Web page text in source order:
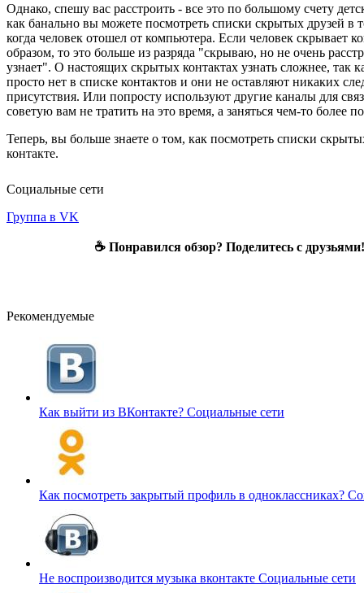
Однако, спешу вас расстроить - все это по большому счету
как банально вы можете посмотреть списки скрытых друзей в
когда человек отошел от компьютера. Если человек скрывает
образом, то это больше из разряда "скрываю, но не очень
узнает". О настоящих скрытых контактах узнать сложнее, так
просто нет в списке контактов и они не оставляют никаких
присутствия. Или попросту используют другие каналы для
советую вам не тратить на это время, а заняться чем-то более
Теперь, вы больше знаете о том, как посмотреть списки
контакте.
Социальные сети
Группа в VK
☕ Понравился обзор? Поделитесь с
Рекомендуемые
Как выйти из ВКонтакте? Социальные сети
Как посмотреть закрытый профиль в одноклассниках?
Не воспроизводится музыка вконтакте Социальные сети